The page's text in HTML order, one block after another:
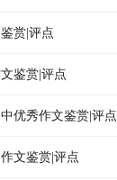
赏|评点
鉴赏|评点
优秀作文鉴赏|评点
文鉴赏|评点